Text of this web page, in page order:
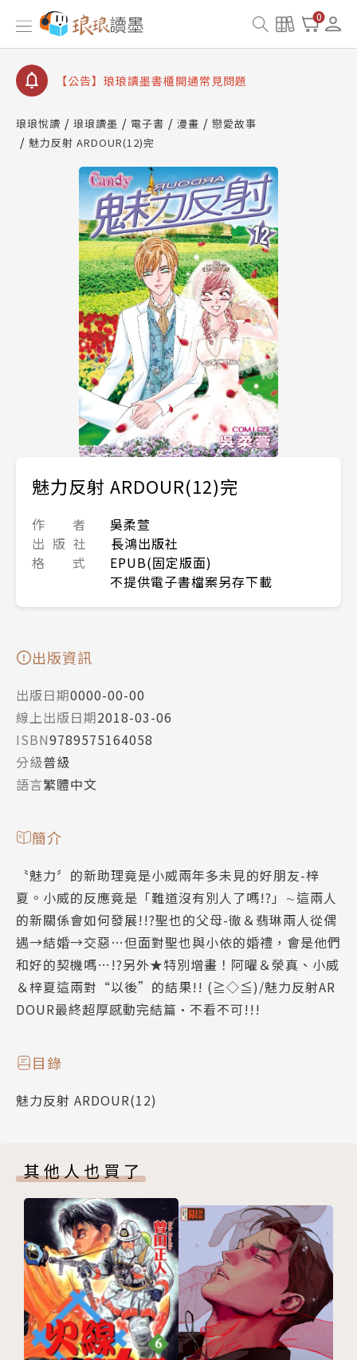
0
【公告】琅琅讀墨數位閱讀資產合併與書櫃開通申請
【公告】琅琅讀墨書櫃開通常見問題
【公告】琅琅讀墨 3 分鐘完成書櫃開通與資產合併申
請圖文教學
查詢
【公告】琅琅讀墨數位閱讀資產合併與書櫃開通申請
琅琅悅讀 琅琅讀墨 電子書 漫畫
戀愛故事
魅力反射 ARDOUR(12)完
魅力反射 ARDOUR(12)完
作 者
吳柔萱
出 版 社
長鴻出版社
格 式
EPUB(固定版面)
不提供電子書檔案另存下載
出版資訊
出版日期0000-00-00
線上出版日期2018-03-06
ISBN9789575164058
分級普級
語言繁體中文
簡介
〝魅力〞的新助理竟是小威兩年多未見的好朋友-梓
夏。小威的反應竟是「難道沒有別人了嗎!?」∼這兩人
的新關係會如何發展!!?聖也的父母-徹＆翡琳兩人從偶
遇→結婚→交惡…但面對聖也與小依的婚禮，會是他們
和好的契機嗎…!?另外★特別增畫！阿曜＆滎真、小威
＆梓夏這兩對“以後”的結果!! (≧◇≦)/魅力反射AR
DOUR最終超厚感動完結篇•不看不可!!!
目錄
魅力反射 ARDOUR(12)
其他人也買了